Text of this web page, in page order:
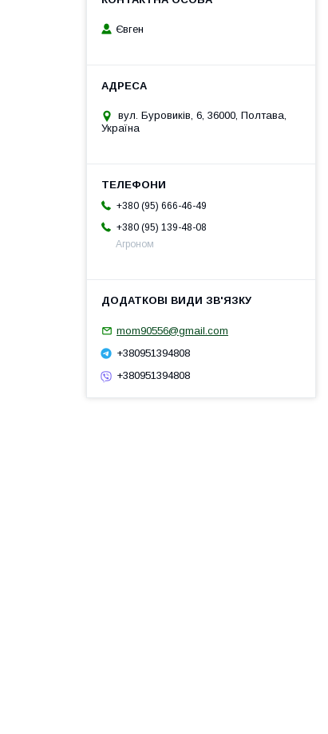
Євген
вул. Буровиків, 6, 36000, Полтава,
Україна
+380 (95) 666-46-49
+380 (95) 139-48-08
Агроном
mom90556@gmail.com
+380951394808
+380951394808